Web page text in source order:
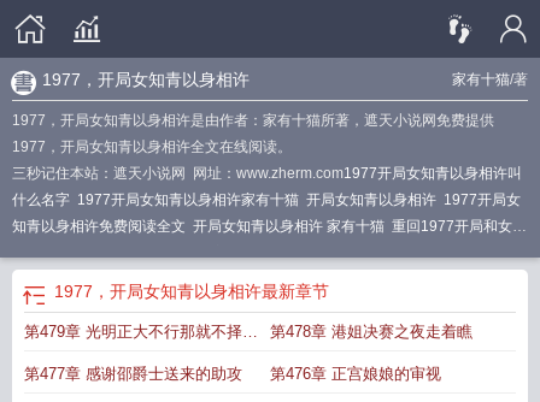
家有十猫/著
1977，开局女知青以身相许
1977，开局女知青以身相许是由作者：家有十猫所著，遮天小说网免费提供
1977，开局女知青以身相许全文在线阅读。
三秒记住本站：遮天小说网 网址：www.zherm.com1977开局女知青以身相许叫
什么名字 1977开局女知青以身相许家有十猫 开局女知青以身相许 1977开局女
知青以身相许免费阅读全文 开局女知青以身相许 家有十猫 重回1977开局和女知
1977开局女知青以身相许70 开局女知青以身相许最新章节更新时间
知青以身相许免费阅读
生1977开局女知青以身相许重回1977开局跟女知青回城1977开局女知青以身
以身相许女主是谁1977开局女知青以身相许 开局女知青以身相许笔趣阁
1977，开局女知青以身相许最新章节
第479章 光明正大不行那就不择手
段
第478章 港姐决赛之夜走着瞧
第477章 感谢邵爵士送来的助攻 第476章 正宫娘娘的审视